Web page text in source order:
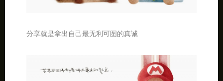
分享就是拿出自己最无利可图的真诚